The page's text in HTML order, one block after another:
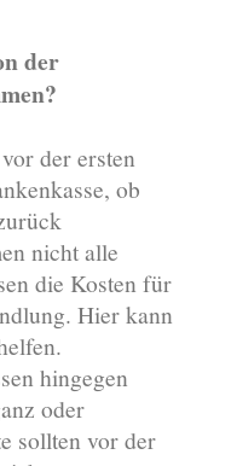
der
der ersten
ob
nicht alle
die Kosten für
Hier kann
hingegen
oder
sollten vor der